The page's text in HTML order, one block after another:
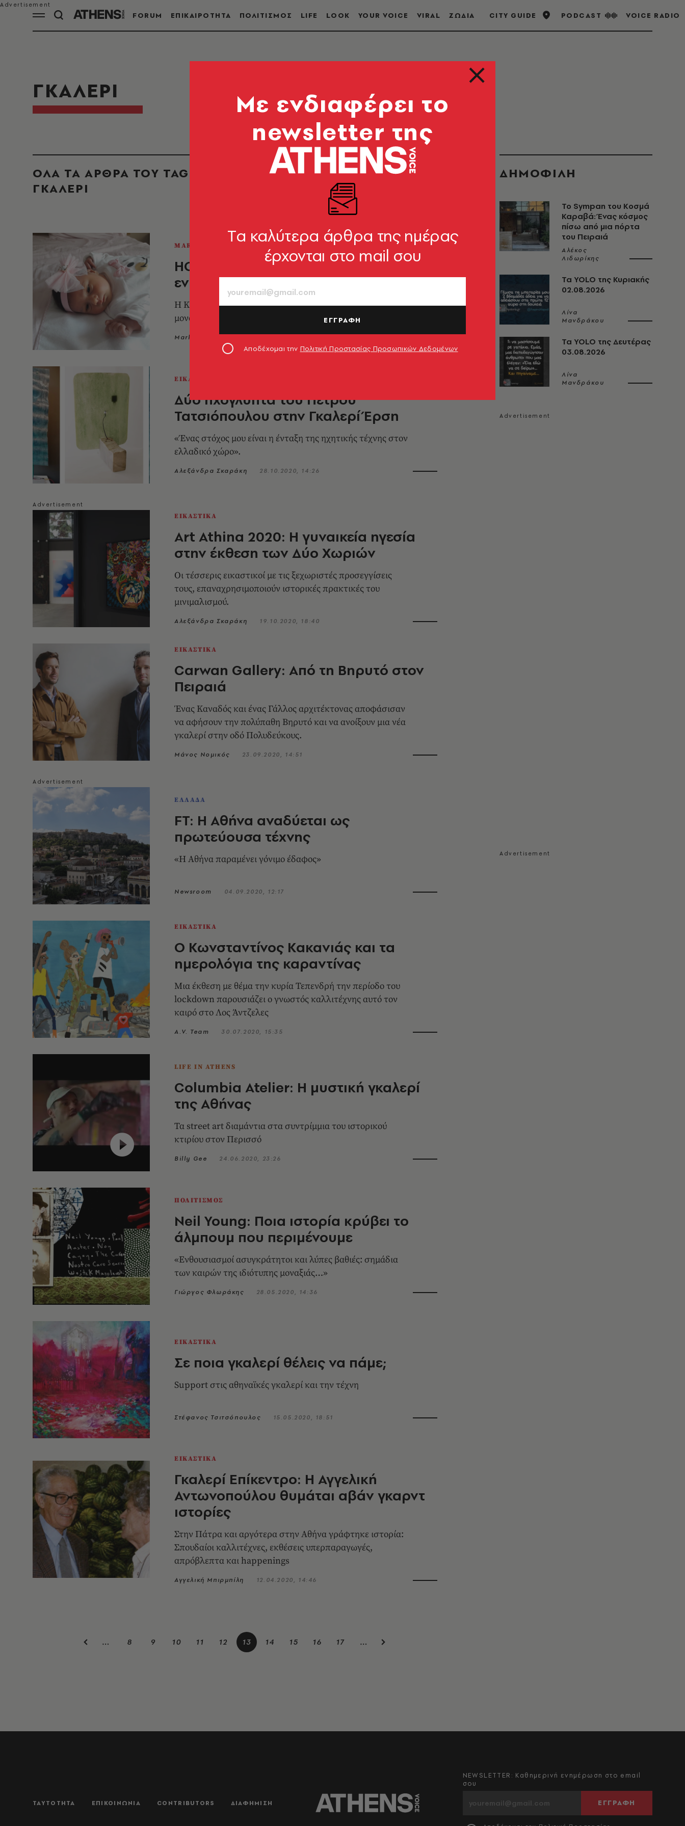
FORUM ΕΠΙΚΑΙΡΟΤΗΤΑ ΠΟΛΙΤΙΣΜΟΣ LIFE LOOK YOUR VOICE VIRAL ΖΩΔΙΑ CITY GUIDE PODCAST VOICE RADIO
ΓΚΑΛΕΡΙ
ΟΛΑ ΤΑ ΑΡΘΡΑ ΤΟΥ TAG
ΓΚΑΛΕΡΙ
MARKET
HOPE: 105 μεταξοτυπίες για την
ενίσχυση του κοινωφελούς έργου
Η Kapopoulos FINE arts και ο καλλιτέχνης Aiiroh σε ένα
μοναδικό εικαστικό γεγονός με κοινωνικές διαστάσεις
Market News
ΕΙΚΑΣΤΙΚΑ
Δύο ηχογλυπτά του Πέτρου
Τατσιόπουλου στην Γκαλερί Έρση
«Ένας στόχος μου είναι η ένταξη της ηχητικής τέχνης στον
ελλαδικό χώρο».
Αλεξάνδρα Σκαράκη 28.10.2020, 14:26
ΕΙΚΑΣΤΙΚΑ
Art Athina 2020: Η γυναικεία ηγεσία
στην έκθεση των Δύο Χωριών
Οι τέσσερις εικαστικοί με τις ξεχωριστές προσεγγίσεις
τους, επαναχρησιμοποιούν ιστορικές πρακτικές του
μινιμαλισμού.
Αλεξάνδρα Σκαράκη 19.10.2020, 18:40
ΕΙΚΑΣΤΙΚΑ
Carwan Gallery: Από τη Βηρυτό στον
Πειραιά
Ένας Καναδός και ένας Γάλλος αρχιτέκτονας αποφάσισαν
να αφήσουν την πολύπαθη Βηρυτό και να ανοίξουν μια νέα
γκαλερί στην οδό Πολυδεύκους.
Μάνος Νομικός 23.09.2020, 14:51
ΕΛΛΑΔΑ
FT: Η Αθήνα αναδύεται ως
πρωτεύουσα τέχνης
«Η Αθήνα παραμένει γόνιμο έδαφος»
Newsroom 04.09.2020, 12:17
ΕΙΚΑΣΤΙΚΑ
O Κωνσταντίνος Κακανιάς και τα
ημερολόγια της καραντίνας
Μια έκθεση με θέμα την κυρία Τεπενδρή την περίοδο του
lockdown παρουσιάζει ο γνωστός καλλιτέχνης αυτό τον
καιρό στο Λος Άντζελες
A.V. Team 30.07.2020, 15:35
LIFE IN ATHENS
Columbia Atelier: Η μυστική γκαλερί
της Αθήνας
Τα street art διαμάντια στα συντρίμμια του ιστορικού
κτιρίου στον Περισσό
Billy Gee 24.06.2020, 23:26
ΠΟΛΙΤΙΣΜΟΣ
Neil Young: Ποια ιστορία κρύβει το
άλμπουμ που περιμένουμε
«Ενθουσιασμοί ασυγκράτητοι και λύπες βαθιές: σημάδια
των καιρών της ιδιότυπης μοναξιάς…»
Γιώργος Φλωράκης 28.05.2020, 14:36
ΕΙΚΑΣΤΙΚΑ
Σε ποια γκαλερί θέλεις να πάμε;
Support στις αθηναϊκές γκαλερί και την τέχνη
Στέφανος Τσιτσόπουλος 15.05.2020, 18:51
ΕΙΚΑΣΤΙΚΑ
Γκαλερί Επίκεντρο: Η Αγγελική
Αντωνοπούλου θυμάται αβάν γκαρντ
ιστορίες
Στην Πάτρα και αργότερα στην Αθήνα γράφτηκε ιστορία:
Σπουδαίοι καλλιτέχνες, εκθέσεις υπερπαραγωγές,
απρόβλεπτα και happenings
Αγγελική Μπιρμπίλη 12.04.2020, 14:46
… 8 9 10 11 12 13 14 15 16 17 …
ΔΗΜΟΦΙΛΗ
Το Sympan του Κοσμά
Καραβά: Ένας κόσμος
πίσω από μια πόρτα
του Πειραιά
Αλέκος
Λιδωρίκης
Τα YOLO της Κυριακής
02.08.2026
Λίνα
Μανδράκου
Τα YOLO της Δευτέρας
03.08.2026
Λίνα
Μανδράκου
ΤΑΥΤΟΤΗΤΑ ΕΠΙΚΟΙΝΩΝΙΑ CONTRIBUTORS ΔΙΑΦΗΜΙΣΗ
NEWSLETTER: Καθημερινή ενημέρωση στο email
σου
ΕΓΓΡΑΦΗ
Mε ενδιαφέρει το
newsletter της
Tα καλύτερα άρθρα της ημέρας
έρχονται στο mail σου
ΕΓΓΡΑΦΗ
Αποδέχομαι την Πολιτική Προστασίας Προσωπικών Δεδομένων